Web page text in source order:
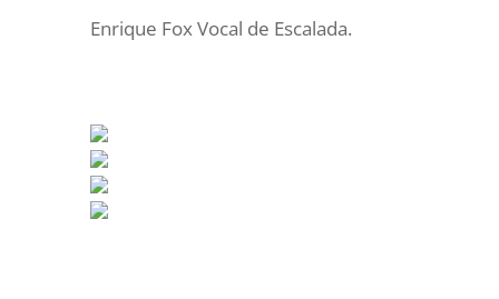
Enrique Fox Vocal de Escalada.